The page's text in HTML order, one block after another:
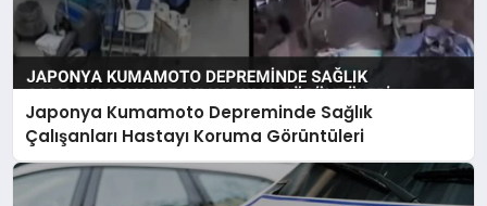
Japonya Kumamoto Depreminde Sağlık
Çalışanları Hastayı Koruma Görüntüleri